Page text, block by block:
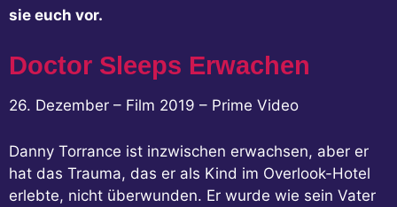
sie euch vor.
Doctor Sleeps Erwachen
26. Dezember – Film 2019 – Prime Video
Danny Torrance ist inzwischen erwachsen, aber er
hat das Trauma, das er als Kind im Overlook-Hotel
erlebte, nicht überwunden. Er wurde wie sein Vater